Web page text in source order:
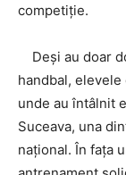
competiție.
Deși au doar
handbal,
unde au întâlnit
Suceava, una
național. În fața